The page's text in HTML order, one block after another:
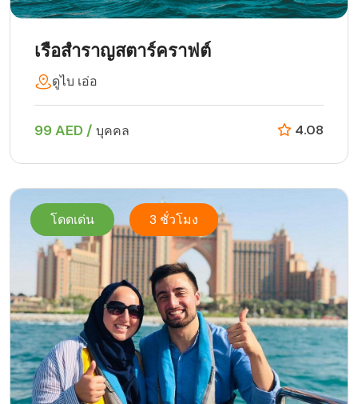
เรือสำราญสตาร์คราฟต์
ดูไบ เอ่อ
99 AED / บุคคล 4.08
โดดเด่น 3 ชั่วโมง